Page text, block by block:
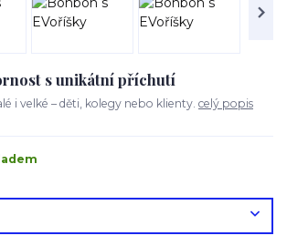
s unikátní příchutí
i velké – děti, kolegy nebo klienty. celý popis